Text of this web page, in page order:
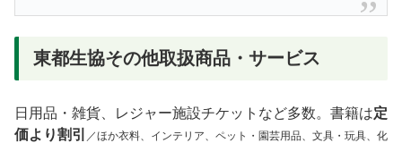
東都生協その他取扱商品・サービス
日用品・雑貨、レジャー施設チケットなど多数。書籍は定
価より割引
／ほか衣料、インテリア、ペット・園芸用品、文具・玩具、化